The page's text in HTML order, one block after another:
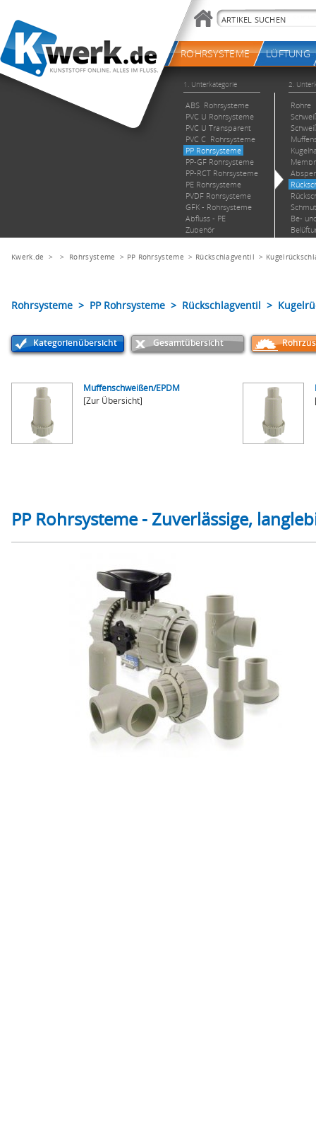
Kwerk.de > > Rohrsysteme > PP Rohrsysteme > Rückschlagventil >
Rohrsysteme > PP Rohrsysteme > Rückschlagventil >
Kategorienübersicht Gesamtübersicht
Muffenschweißen/EPDM
[Zur Übersicht]
PP Rohrsysteme - Zuverlässige,